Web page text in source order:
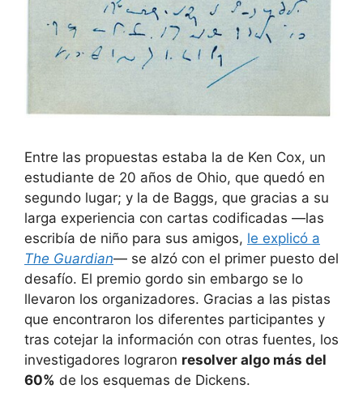
Entre las propuestas estaba la de Ken Cox, un
estudiante de 20 años de Ohio, que quedó en
segundo lugar; y la de Baggs, que gracias a su
larga experiencia con cartas codificadas —las
escribía de niño para sus amigos, le explicó a
The Guardian— se alzó con el primer puesto del
desafío. El premio gordo sin embargo se lo
llevaron los organizadores. Gracias a las pistas
que encontraron los diferentes participantes y
tras cotejar la información con otras fuentes, los
investigadores lograron resolver algo más del
60% de los esquemas de Dickens.